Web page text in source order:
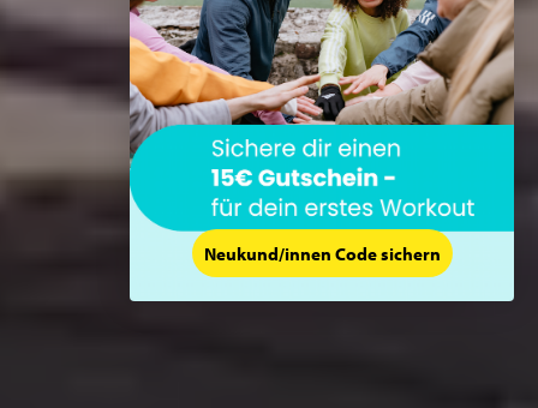
Neukund/innen Code sichern